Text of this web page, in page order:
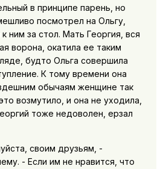
в принципе парень, но
посмотрел на Ольгу,
ним за стол. Мать Георгия, вся
ворона, окатила ее таким
будто Ольга совершила
К тому времени она
обычаям женщине так
возмутило, и она не уходила,
тоже недоволен, ерзал
своим друзьям, -
- Если им не нравится, что